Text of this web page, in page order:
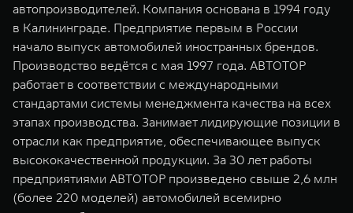
автопроизводителей. Компания основана в 1994 году
в Калининграде. Предприятие первым в России
начало выпуск автомобилей иностранных брендов.
Производство ведётся с мая 1997 года. АВТОТОР
работает в соответствии с международными
стандартами системы менеджмента качества на всех
этапах производства. Занимает лидирующие позиции в
отрасли как предприятие, обеспечивающее выпуск
высококачественной продукции. За 30 лет работы
предприятиями АВТОТОР произведено свыше 2,6 млн
(более 220 моделей) автомобилей всемирно